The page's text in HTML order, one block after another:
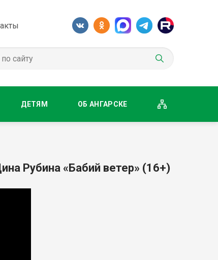
ДЕТЯМ ОБ АНГАРСКЕ
Рубина «Бабий ветер» (16+)